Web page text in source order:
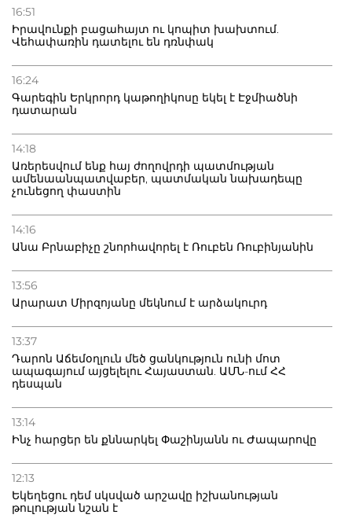
16:51
Իրավունքի բացահայտ ու կոպիտ խախտում.
Վեհափառին դատելու են դռնփակ
16:24
Գարեգին Երկրորդ կաթողիկոսը եկել է Էջմիածնի
դատարան
14:18
Առերեսվում ենք հայ ժողովրդի պատմության
ամենաանպատվաբեր, պատմական նախադեպը
չունեցող փաստին
14:16
Անա Բրնաբիչը շնորհավորել է Ռուբեն Ռուբինյանին
13:56
Արարատ Միրզոյանը մեկնում է արձակուրդ
13:37
Դարոն Աճեմօղլուն մեծ ցանկություն ունի մոտ
ապագայում այցելելու Հայաստան. ԱՄՆ-ում ՀՀ
դեսպան
13:14
Ինչ հարցեր են քննարկել Փաշինյանն ու Ժապարովը
12:13
Եկեղեցու դեմ սկսված արշավը իշխանության
թուլության նշան է